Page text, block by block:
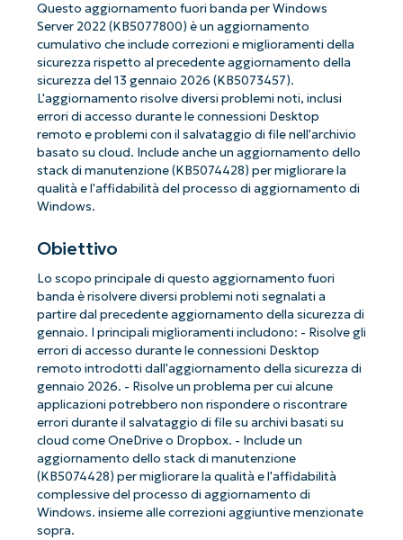
Questo aggiornamento fuori banda per Windows
Server 2022 (KB5077800) è un aggiornamento
cumulativo che include correzioni e miglioramenti della
sicurezza rispetto al precedente aggiornamento della
sicurezza del 13 gennaio 2026 (KB5073457).
L'aggiornamento risolve diversi problemi noti, inclusi
errori di accesso durante le connessioni Desktop
remoto e problemi con il salvataggio di file nell'archivio
basato su cloud. Include anche un aggiornamento dello
stack di manutenzione (KB5074428) per migliorare la
qualità e l'affidabilità del processo di aggiornamento di
Windows.
Obiettivo
Lo scopo principale di questo aggiornamento fuori
banda è risolvere diversi problemi noti segnalati a
partire dal precedente aggiornamento della sicurezza di
gennaio. I principali miglioramenti includono: - Risolve gli
errori di accesso durante le connessioni Desktop
remoto introdotti dall'aggiornamento della sicurezza di
gennaio 2026. - Risolve un problema per cui alcune
applicazioni potrebbero non rispondere o riscontrare
errori durante il salvataggio di file su archivi basati su
cloud come OneDrive o Dropbox. - Include un
aggiornamento dello stack di manutenzione
(KB5074428) per migliorare la qualità e l'affidabilità
complessive del processo di aggiornamento di
Windows. insieme alle correzioni aggiuntive menzionate
sopra.